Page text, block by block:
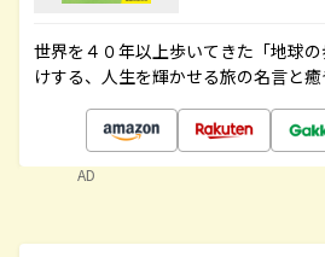
世界を４０年以上歩いてきた「地球
けする、人生を輝かせる旅の名言と
AD